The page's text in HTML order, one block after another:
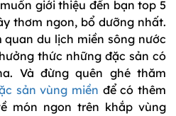
giới thiệu đến bạn top 5
thơm ngon, bổ dưỡng nhất.
du lịch miền sông nước
thức những đặc sản có
Và đừng quên ghé thăm
sản vùng miền để có thêm
món ngon trên khắp vùng